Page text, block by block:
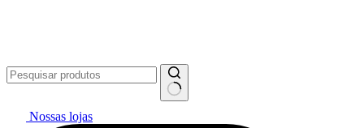
Nossas lojas